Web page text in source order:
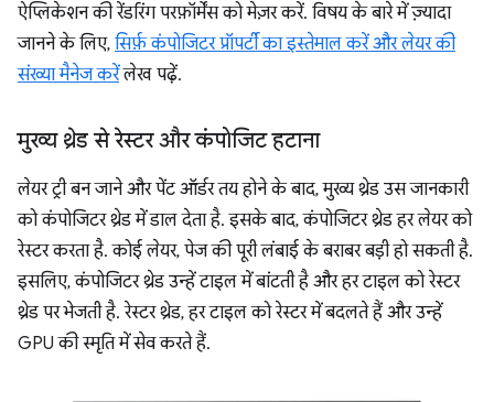
ऐप्लिकेशन की रेंडरिंग परफ़ॉर्मेंस को मेज़र करें. विषय के बारे में ज़्यादा
जानने के लिए, सिर्फ़ कंपोजिटर प्रॉपर्टी का इस्तेमाल करें और लेयर की
संख्या मैनेज करेंलेख पढ़ें.
मुख्य थ्रेड से रेस्टर और कंपोजिट हटाना
लेयर ट्री बन जाने और पेंट ऑर्डर तय होने के बाद, मुख्य थ्रेड उस जानकारी
को कंपोजिटर थ्रेड में डाल देता है. इसके बाद, कंपोजिटर थ्रेड हर लेयर को
रेस्टर करता है. कोई लेयर, पेज की पूरी लंबाई के बराबर बड़ी हो सकती है.
इसलिए, कंपोजिटर थ्रेड उन्हें टाइल में बांटती है और हर टाइल को रेस्टर
थ्रेड पर भेजती है. रेस्टर थ्रेड, हर टाइल को रेस्टर में बदलते हैं और उन्हें
GPU की स्मृति में सेव करते हैं.